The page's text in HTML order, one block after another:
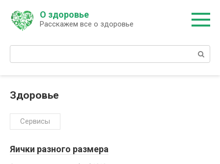
контенту
О здоровье
Расскажем все о здоровье
Поиск:
Здоровье
Сервисы
Яички разного размера